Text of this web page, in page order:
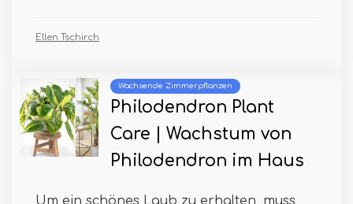
Ellen Tschirch
Wachsende Zimmerpflanzen
Philodendron Plant
Care | Wachstum von
Philodendron im Haus
Um ein schönes Laub zu erhalten, muss